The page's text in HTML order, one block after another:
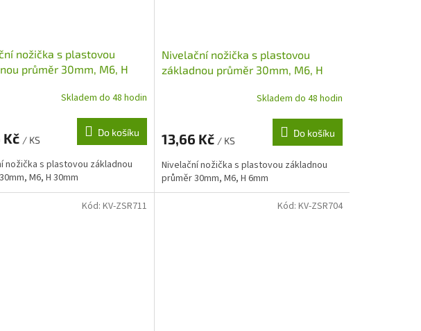
nožička s plastovou
průměr 30mm, M6, H
Skladem do 48 hodin
Kč / KS
Do košíku
nožička s plastovou základnou
M6, H 30mm
Nivelační nožička s plastovou
základnou průměr 30mm, M6, H
Skladem do 48 hodin
13,66 Kč / KS
Do košíku
Nivelační nožička s plastovou základnou
průměr 30mm, M6, H 6mm
Kód: KV-ZSR711 Kód: KV-ZSR704